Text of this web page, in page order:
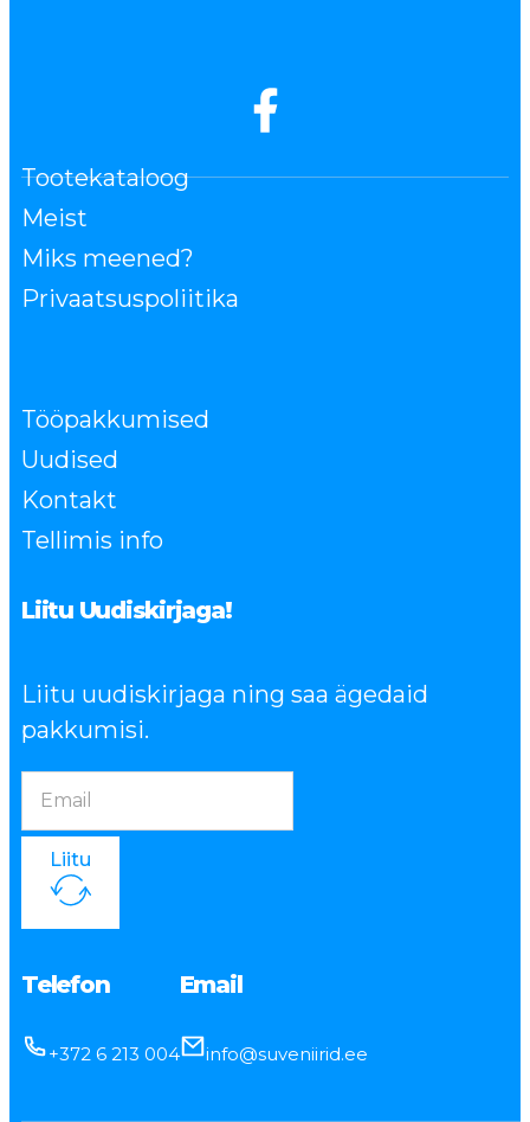
Tootekataloog
Meist
Miks meened?
Privaatsuspoliitika
Tööpakkumised
Uudised
Kontakt
Tellimis info
Liitu Uudiskirjaga!
Liitu uudiskirjaga ning saa ägedaid
pakkumisi.
Liitu
Telefon
+372 6 213 004
Email
info@suveniirid.ee